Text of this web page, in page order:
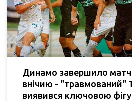
Динамо завершило матч
внічию - "травмований"
виявився ключовою